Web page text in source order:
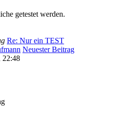
getestet werden.
Re: Nur ein TEST
Neuester Beitrag
22:48